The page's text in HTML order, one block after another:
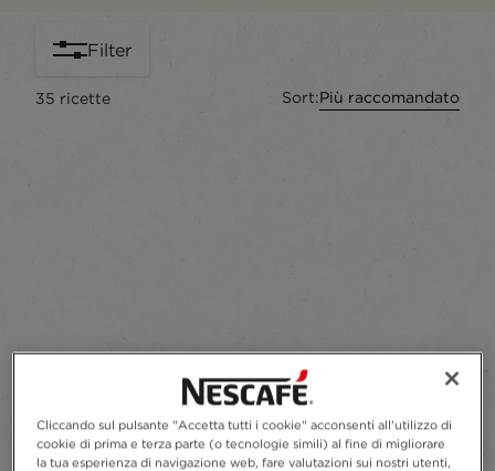
Filter
35 ricette Sort:Più raccomandato
Cliccando sul pulsante "Accetta tutti i cookie" acconsenti all'utilizzo di
cookie di prima e terza parte (o tecnologie simili) al fine di migliorare
la tua esperienza di navigazione web, fare valutazioni sui nostri utenti,